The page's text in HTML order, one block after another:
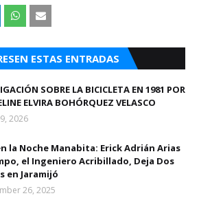
ESTAS ENTRADAS
SOBRE LA BICICLETA EN 1981 POR
ELVIRA BOHÓRQUEZ VELASCO
2026
la Noche Manabita: Erick Adrián Arias
el Ingeniero Acribillado, Deja Dos
en Jaramijó
26, 2025